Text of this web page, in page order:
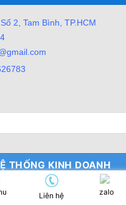
2, Tam Bình, TP.HCM
THỐNG KINH DOANH
Du, Thuận An, TPHCM
Liên hệ zalo